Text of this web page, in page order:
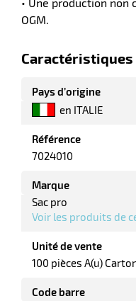
OGM.
Caractéristiques
Pays d’origine
en ITALIE
Référence
7024010
Marque
Sac pro
Voir les produits de
Unité de vente
100 pièces A(u)
Code barre